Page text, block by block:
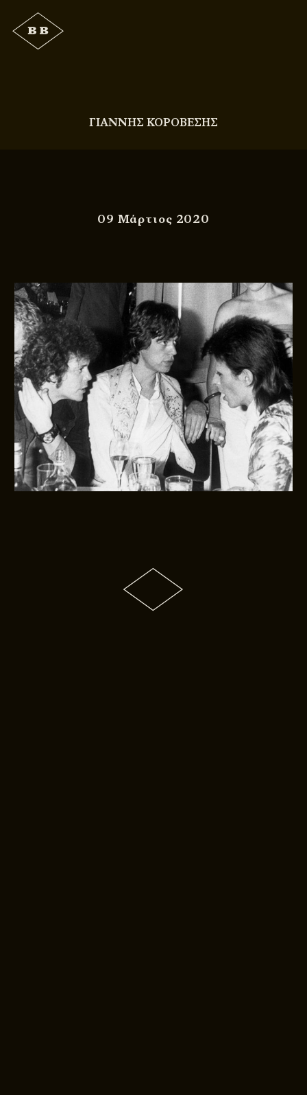
ΓΙΑΝΝΗΣ ΚΟΡΟΒΕΣΗΣ
09 Μάρτιος 2020